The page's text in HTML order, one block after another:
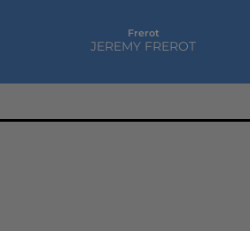
Frerot
JEREMY FREROT